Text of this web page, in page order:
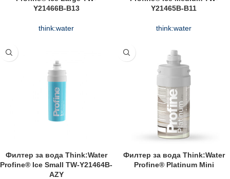
Y21466B-B13
think:water
Y21465B-B11
think:water
Филтер за вода Think:Water
Profine® Ice Small TW-Y21464B-
AZY
Филтер за вода Think:Water
Profine® Platinum Mini